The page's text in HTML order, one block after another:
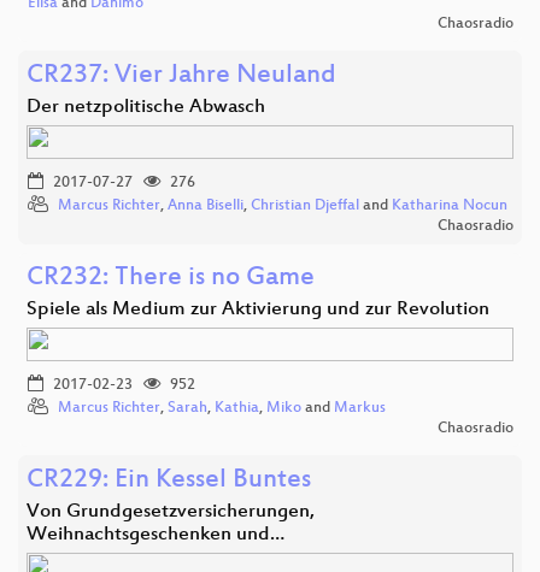
Elisa and Danimo
Chaosradio
CR237: Vier Jahre Neuland
Der netzpolitische Abwasch
2017-07-27
276
Marcus Richter, Anna Biselli, Christian Djeffal and Katharina Nocun
Chaosradio
CR232: There is no Game
Spiele als Medium zur Aktivierung und zur Revolution
2017-02-23
952
Marcus Richter, Sarah, Kathia, Miko and Markus
Chaosradio
CR229: Ein Kessel Buntes
Von Grundgesetzversicherungen,
Weihnachtsgeschenken und…